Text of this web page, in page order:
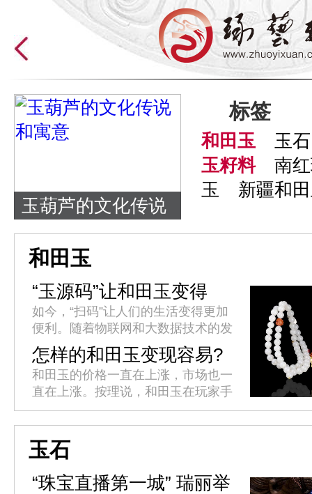
玉葫芦的文化传说
和寓意
标签
和田玉
玉石
玉籽料
南
玉
新疆和
和田玉
“玉源码”让和田玉变得
更“透明”
如今，“扫码”让人们的生活变得更加
便利。随着物联网和大数据技术的发
展，一个小小的二维码轻松实现了各
类产品溯源体系的构建，以其便捷、
快速、直观的响应模式，让企业产...
怎样的和田玉变现容易?
和田玉的价格一直在上涨，市场也一
直在上涨。按理说，和田玉在玩家手
中变现，应该很容易吧?为什么我们
仍然发现很多时候很难兑现?是什么
导致和田玉变现难?如何解决和田
玉...
玉石
“珠宝直播第一城” 瑞丽举